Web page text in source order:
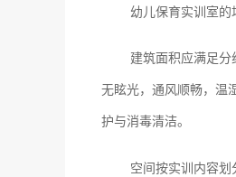
幼儿保育实训室的
建筑面积应满足
无眩光，通风顺畅，温
护与消毒清洁。
空间按实训内容